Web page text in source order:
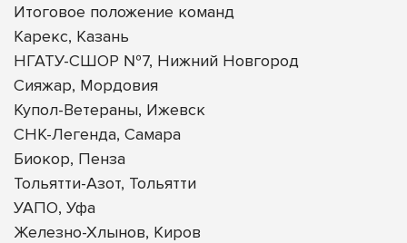
Итоговое положение команд
Карекс, Казань
НГАТУ-СШОР №7, Нижний Новгород
Сияжар, Мордовия
Купол-Ветераны, Ижевск
СНК-Легенда, Самара
Биокор, Пенза
Тольятти-Азот, Тольятти
УАПО, Уфа
Железно-Хлынов, Киров